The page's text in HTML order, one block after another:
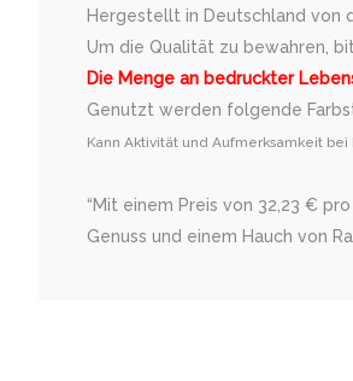
Hergestellt in Deutschland von
Um die Qualität zu bewahren,
Die Menge an bedruckter
Genutzt werden folgende
Kann Aktivität und Aufmerksamkeit
“Mit einem Preis von 32,23 €
Genuss und einem Hauch von